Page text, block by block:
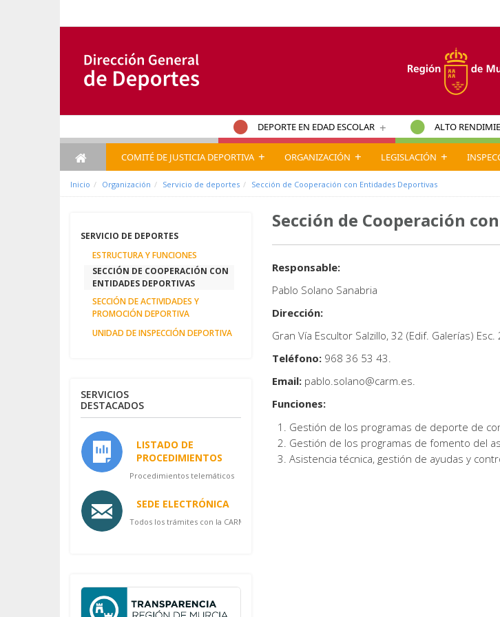
DEPORTE EN EDAD ESCOLAR + ALTO
COMITÉ DE JUSTICIA DEPORTIVA + ORGANIZACIÓN + LEGISLACIÓN +
Inicio Organización Servicio de deportes Sección de Cooperación con Entidades Deportivas
SERVICIO DE DEPORTES
ESTRUCTURA Y FUNCIONES
SECCIÓN DE COOPERACIÓN CON
ENTIDADES DEPORTIVAS
SECCIÓN DE ACTIVIDADES Y
PROMOCIÓN DEPORTIVA
UNIDAD DE INSPECCIÓN DEPORTIVA
SERVICIOS
DESTACADOS
LISTADO DE
PROCEDIMIENTOS
Procedimientos telemáticos
SEDE ELECTRÓNICA
Todos los trámites con la CARM
Sección de Cooperación
Responsable:
Pablo Solano Sanabria
Dirección:
Gran Vía Escultor Salzillo, 32 (Edif. Galerías) Esc.
Teléfono: 968 36 53 43.
Email:pablo.solano@carm.es.
Funciones:
Gestión de los programas de deporte de
Gestión de los programas de fomento del
Asistencia técnica, gestión de ayudas y